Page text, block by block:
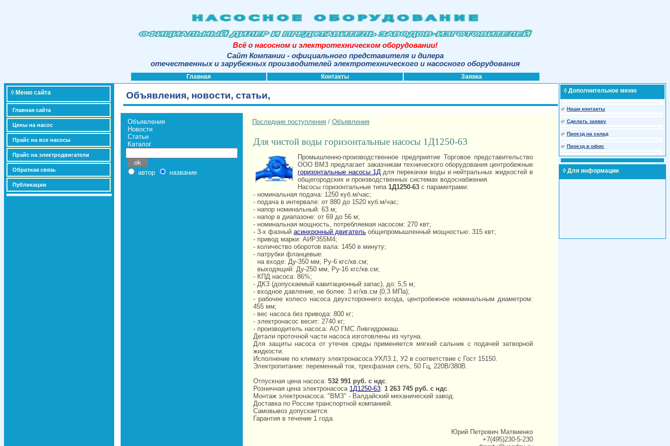
Всё о насосном и электротехническом оборудовании!
Сайт Компании - официального представителя и дилера
отечественных и зарубежных производителей электротехнического и насосного оборудования
Главная Контакты Заявка
◊ Меню сайта
Главная сайта
Цены на насос
Прайс на все насосы
Прайс на электродвигатели
Обратная связь
Публикации
Объявления, новости, статьи,
Объявления
Новости
Статьи
Каталог
автор название
Последние поступления / Объявления
Для чистой воды горизонтальные насосы 1Д1250-63
Промышленно-производственное предприятие Торговое представительство
ООО ВМЗ предлагает заказчикам технического оборудования центробежные
горизонтальные насосы 1Ддля перекачки воды и нейтральных жидкостей в
общегородских и производственных системах водоснабжения.
Насосы горизонтальные типа 1Д1250-63 с параметрами:
- номинальная подача: 1250 куб.м/час;
- подача в интервале: от 880 до 1520 куб.м/час;
- напор номинальный: 63 м;
- напор в диапазоне: от 69 до 56 м;
- номинальная мощность, потребляемая насосом: 270 квт;
- 3-х фазный асинхронный двигатель общепромышленный мощностью: 315 квт;
- привод марки: АИР355M4;
- количество оборотов вала: 1450 в минуту;
- патрубки фланцевые:
на входе: Ду-350 мм, Ру-6 кгс/кв.см;
выходящий: Ду-250 мм, Ру-16 кгс/кв.см;
- КПД насоса: 86%;
- ДКЗ (допускаемый кавитационный запас), до: 5,5 м;
- входное давление, не более: 3 кг/кв.см (0,3 МПа);
- рабочее колесо насоса двухстороннего входа, центробежное номинальным диаметром:
455 мм;
- вес насоса без привода: 800 кг;
- электронасос весит: 2740 кг;
- производитель насоса: АО ГМС Ливгидромаш.
Детали проточной части насоса изготовлены из чугуна.
Для защиты насоса от утечек среды применяется мягкий сальник с подачей затворной
жидкости.
Исполнение по климату электронасоса УХЛ3.1, У2 в соответствие с Гост 15150.
Электропитание: переменный ток, трехфазная сеть, 50 Гц, 220В/380В.
Отпускная цена насоса: 532 991 руб. c ндс.
Розничная цена электронасоса 1Д1250-63: 1 263 745 руб. c ндс.
Монтаж электронасоса: "ВМЗ" - Валдайский механический завод.
Доставка по России транспортной компанией.
Самовывоз допускается.
Гарантия в течение 1 года.
Юрий Петрович Матвиенко
+7(495)230-5-230
◊ Дополнительное меню
Наши контакты
Сделать заявку
Проезд на склад
Проезд в офис
◊ Для информации